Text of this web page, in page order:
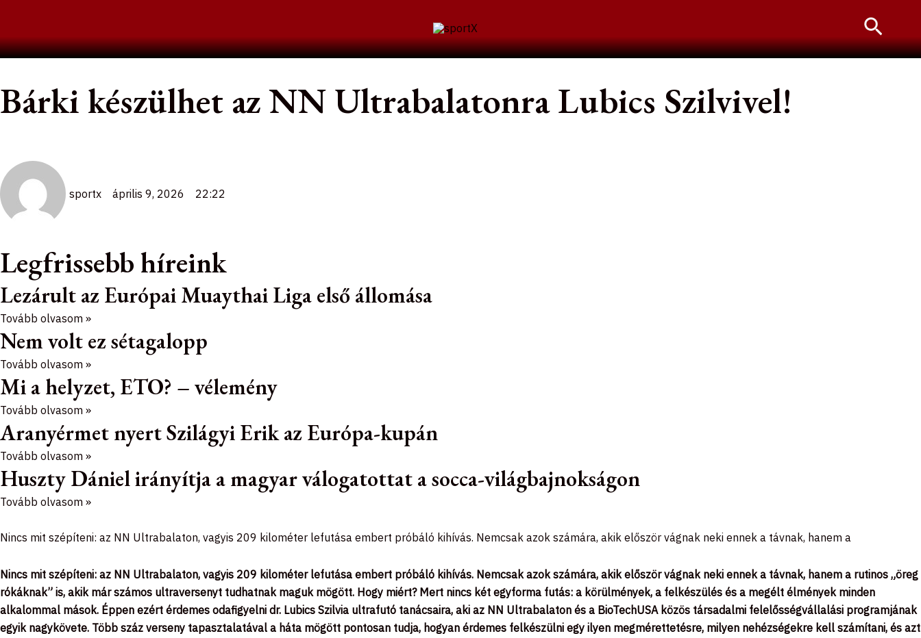
content
Bárki készülhet az NN Ultrabalatonra Lubics Szilvivel!
sportx április 9, 2026 22:22
Legfrissebb híreink
Lezárult az Európai Muaythai Liga első állomása
Tovább olvasom »
Nem volt ez sétagalopp
Tovább olvasom »
Mi a helyzet, ETO? – vélemény
Tovább olvasom »
Aranyérmet nyert Szilágyi Erik az Európa-kupán
Tovább olvasom »
Huszty Dániel irányítja a magyar válogatottat a socca-világbajnokságon
Tovább olvasom »
Nincs mit szépíteni: az NN Ultrabalaton, vagyis 209 kilométer lefutása embert próbáló kihívás. Nemcsak azok számára, akik először vágnak neki ennek a távnak, hanem a
Nincs mit szépíteni: az NN Ultrabalaton, vagyis 209 kilométer lefutása embert próbáló kihívás. Nemcsak azok számára, akik először vágnak neki ennek a távnak, hanem a rutinos „öreg
rókáknak” is, akik már számos ultraversenyt tudhatnak maguk mögött. Hogy miért? Mert nincs két egyforma futás: a körülmények, a felkészülés és a megélt élmények minden
alkalommal mások. Éppen ezért érdemes odafigyelni dr. Lubics Szilvia ultrafutó tanácsaira, aki az NN Ultrabalaton és a BioTechUSA közös társadalmi felelősségvállalási programjának
egyik nagykövete. Több száz verseny tapasztalatával a háta mögött pontosan tudja, hogyan érdemes felkészülni egy ilyen megmérettetésre, milyen nehézségekre kell számítani, és azt